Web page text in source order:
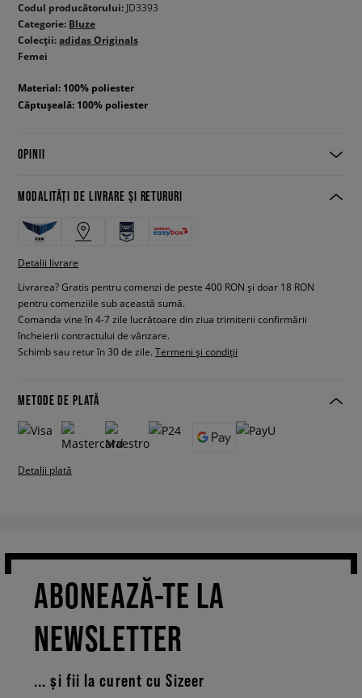
Codul producătorului: JD3393
Categorie: Bluze
Colecții:adidas Originals
Femei
Material: 100% poliester
Căptușeală: 100% poliester
OPINII
MODALITĂȚI DE LIVRARE ȘI RETURURI
Detalii livrare
Livrarea? Gratis pentru comenzi de peste 400 RON și doar 18 RON
pentru comenziile sub această sumă.
Comanda vine în 4-7 zile lucrătoare din ziua trimiterii confirmării
încheierii contractului de vânzare.
Schimb sau retur în 30 de zile. Termeni și condiții
METODE DE PLATĂ
Detalii plată
ABONEAZĂ-TE LA
NEWSLETTER
... și fii la curent cu Sizeer